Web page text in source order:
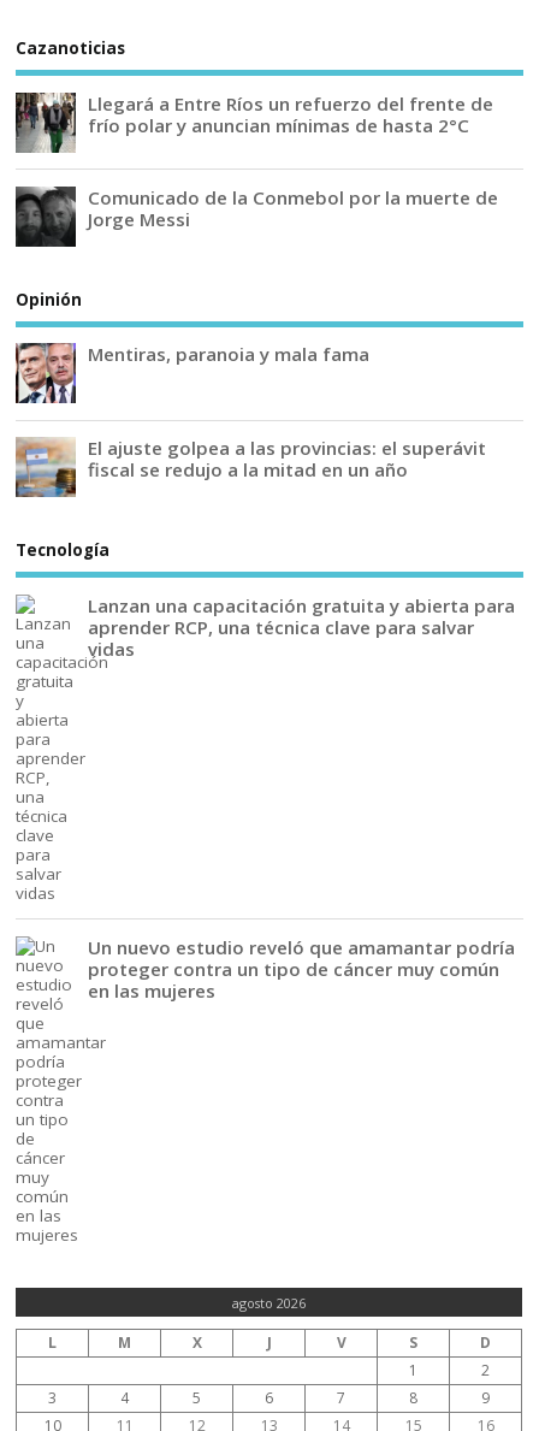
Cazanoticias
Llegará a Entre Ríos un refuerzo del frente de
frío polar y anuncian mínimas de hasta 2°C
Comunicado de la Conmebol por la muerte de
Jorge Messi
Opinión
Mentiras, paranoia y mala fama
El ajuste golpea a las provincias: el superávit
fiscal se redujo a la mitad en un año
Tecnología
Lanzan una capacitación gratuita y abierta para
aprender RCP, una técnica clave para salvar
vidas
Un nuevo estudio reveló que amamantar podría
proteger contra un tipo de cáncer muy común
en las mujeres
agosto 2026
L M X J V S
D
1
2
3
4 5 6 7 8
9
10
11 12 13 14 15 16